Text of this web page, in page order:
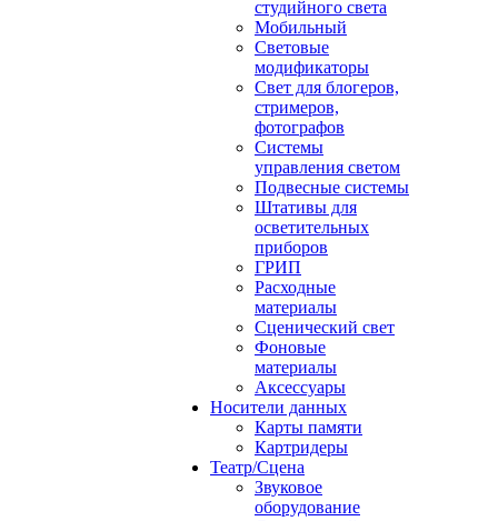
студийного света
Мобильный
Световые
модификаторы
Свет для блогеров,
стримеров,
фотографов
Системы
управления светом
Подвесные системы
Штативы для
осветительных
приборов
ГРИП
Расходные
материалы
Сценический свет
Фоновые
материалы
Аксессуары
Носители данных
Карты памяти
Картридеры
Театр/Сцена
Звуковое
оборудование